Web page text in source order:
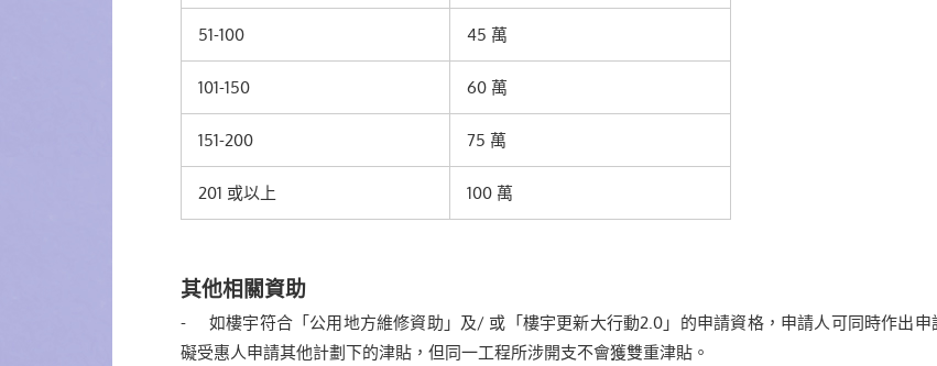
51-100 45 萬
101-150 60 萬
151-200 75 萬
201 或以上 100 萬
其他相關資助
- 如樓宇符合「公用地方維修資助」及/ 或「樓宇更新大行動2.0」的申請資格，申請人可同時作出申
礙受惠人申請其他計劃下的津貼，但同一工程所涉開支不會獲雙重津貼。